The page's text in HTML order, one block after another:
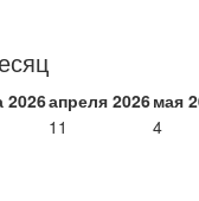
2026апреля 2026мая
11 4